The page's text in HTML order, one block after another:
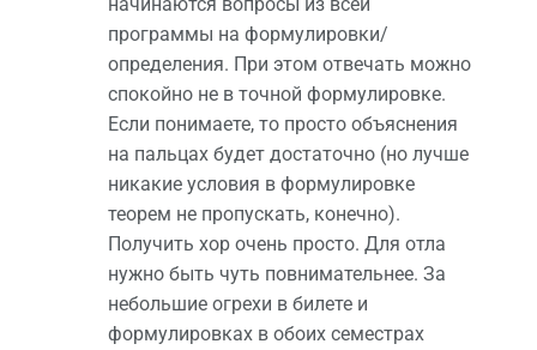
программы на формулировки/
определения. При этом отвечать можно
спокойно не в точной формулировке.
Если понимаете, то просто объяснения
на пальцах будет достаточно (но лучше
никакие условия в формулировке
теорем не пропускать, конечно).
Получить хор очень просто. Для отла
нужно быть чуть повнимательнее. За
небольшие огрехи в билете и
формулировках в обоих семестрах